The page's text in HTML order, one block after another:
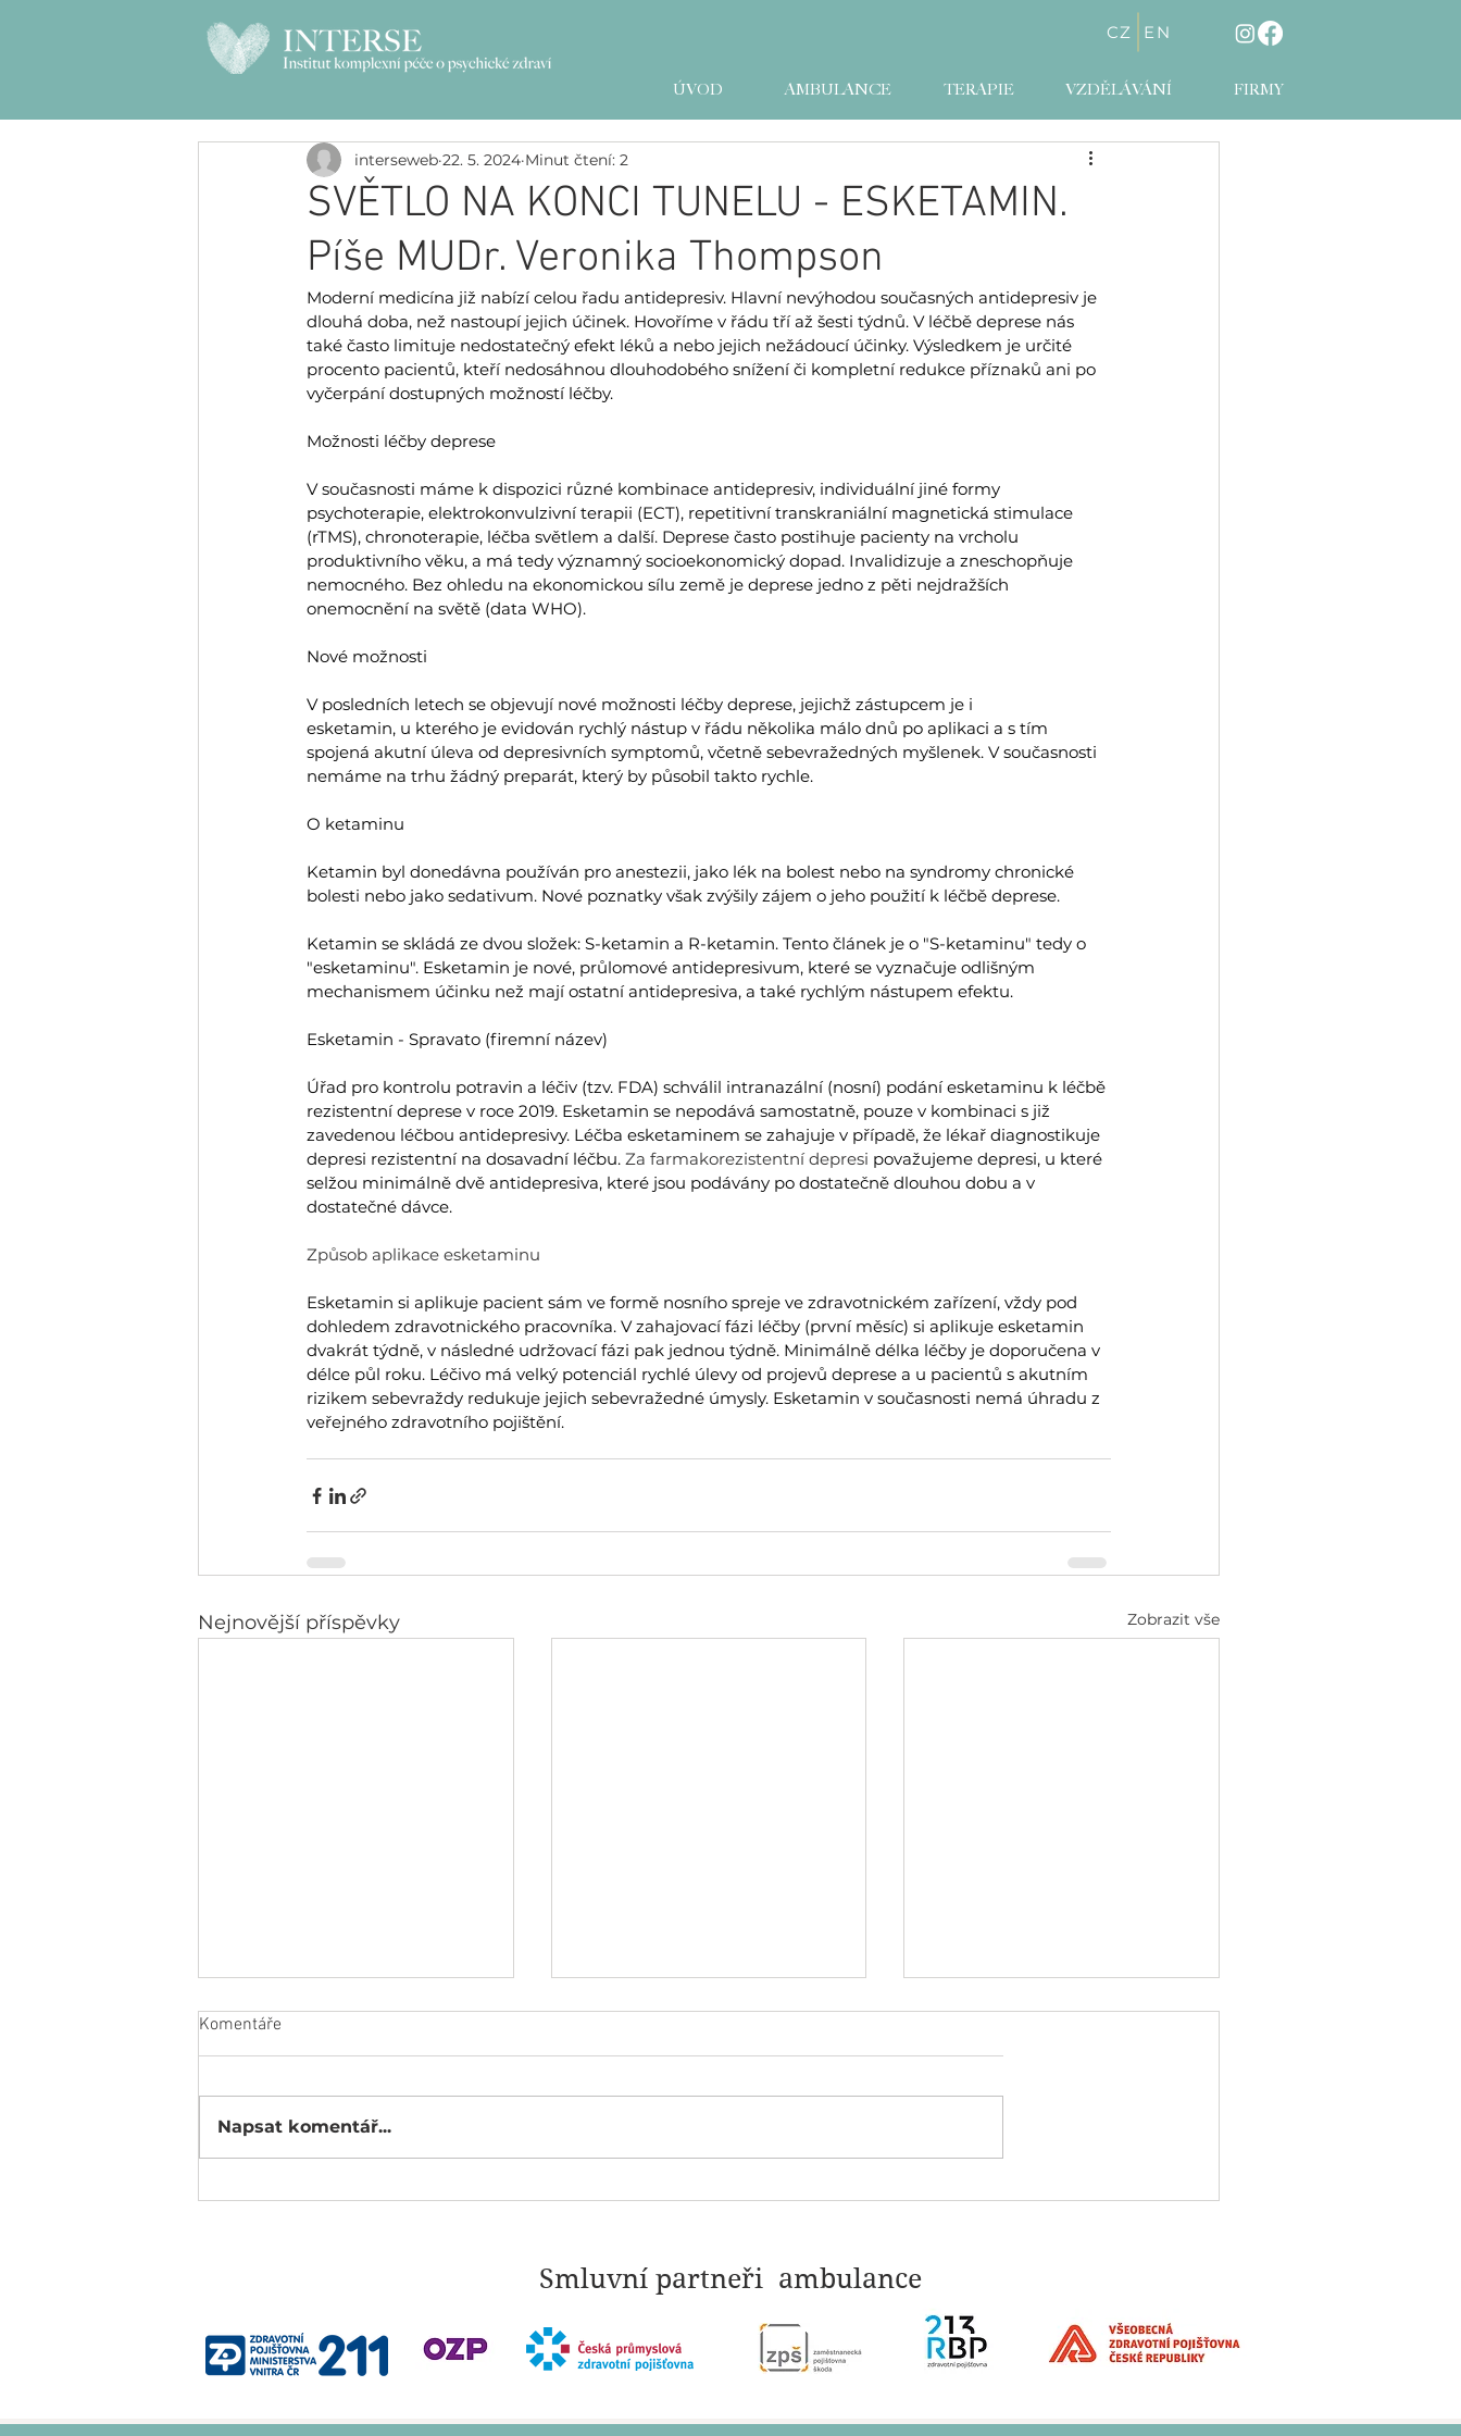
EN
CZ
ÚVOD AMBULANCE TERAPIE VZDĚLÁVÁNÍ FIRMY
SVĚTLO NA KONCI TUNELU - ESKETAMIN.
Píše MUDr. Veronika Thompson
interseweb 22. 5. 2024 Minut čtení: 2
Moderní medicína již nabízí celou řadu antidepresiv. Hlavní nevýhodou současných antidepresiv je
dlouhá doba, než nastoupí jejich účinek. Hovoříme v řádu tří až šesti týdnů. V léčbě deprese nás
také často limituje nedostatečný efekt léků a nebo jejich nežádoucí účinky. Výsledkem je určité
procento pacientů, kteří nedosáhnou dlouhodobého snížení či kompletní redukce příznaků ani po
vyčerpání dostupných možností léčby.
Možnosti léčby deprese
V současnosti máme k dispozici různé kombinace antidepresiv, individuální jiné formy
psychoterapie, elektrokonvulzivní terapii (ECT), repetitivní transkraniální magnetická stimulace
(rTMS), chronoterapie, léčba světlem a další. Deprese často postihuje pacienty na vrcholu
produktivního věku, a má tedy významný socioekonomický dopad. Invalidizuje a zneschopňuje
nemocného. Bez ohledu na ekonomickou sílu země je deprese jedno z pěti nejdražších
onemocnění na světě (data WHO).
Nové možnosti
V posledních letech se objevují nové možnosti léčby deprese, jejichž zástupcem je i
esketamin, u kterého je evidován rychlý nástup v řádu několika málo dnů po aplikaci a s tím
spojená akutní úleva od depresivních symptomů, včetně sebevražedných myšlenek. V současnosti
nemáme na trhu žádný preparát, který by působil takto rychle.
O ketaminu
Ketamin byl donedávna používán pro anestezii, jako lék na bolest nebo na syndromy chronické
bolesti nebo jako sedativum. Nové poznatky však zvýšily zájem o jeho použití k léčbě deprese.
Ketamin se skládá ze dvou složek: S-ketamin a R-ketamin. Tento článek je o "S-ketaminu" tedy o
"esketaminu". Esketamin je nové, průlomové antidepresivum, které se vyznačuje odlišným
mechanismem účinku než mají ostatní antidepresiva, a také rychlým nástupem efektu.
Esketamin - Spravato (firemní název)
Úřad pro kontrolu potravin a léčiv (tzv. FDA) schválil intranazální (nosní) podání esketaminu k léčbě
rezistentní deprese v roce 2019. Esketamin se nepodává samostatně, pouze v kombinaci s již
zavedenou léčbou antidepresivy. Léčba esketaminem se zahajuje v případě, že lékař diagnostikuje
depresi rezistentní na dosavadní léčbu. Za farmakorezistentní depresi považujeme depresi, u které
selžou minimálně dvě antidepresiva, které jsou podávány po dostatečně dlouhou dobu a v
dostatečné dávce.
Způsob aplikace esketaminu
Esketamin si aplikuje pacient sám ve formě nosního spreje ve zdravotnickém zařízení, vždy pod
dohledem zdravotnického pracovníka. V zahajovací fázi léčby (první měsíc) si aplikuje esketamin
dvakrát týdně, v následné udržovací fázi pak jednou týdně. Minimálně délka léčby je doporučena v
délce půl roku. Léčivo má velký potenciál rychlé úlevy od projevů deprese a u pacientů s akutním
rizikem sebevraždy redukuje jejich sebevražedné úmysly. Esketamin v současnosti nemá úhradu z
veřejného zdravotního pojištění.
Nejnovější příspěvky Zobrazit vše
Komentáře
Napsat komentář...
Smluvní partneři ambulance